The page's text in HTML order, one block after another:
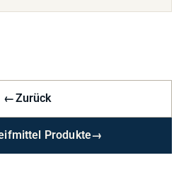
←Zurück
Produkte→